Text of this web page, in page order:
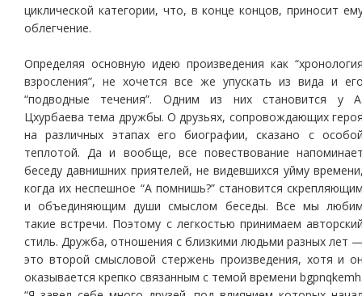
циклической категории, что, в конце концов, приносит
облегчение.
Определяя основную идею произведения как
взросления”, не хочется все же упускать из вида и
“подводные течения”. Одним из них становится у
Цхурбаева тема дружбы. О друзьях, сопровождающих
на различных этапах его биографии, сказано с
теплотой. Да и вообще, все повествование
беседу давнишних приятелей, не видевшихся уйму
когда их неспешное “А помнишь?” становится
и объединяющим души смыслом беседы. Все мы
такие встречи. Поэтому с легкостью принимаем
стиль. Дружба, отношения с близкими людьми разных лет
это второй смысловой стержень произведения, хотя и
оказывается крепко связанным с темой времени